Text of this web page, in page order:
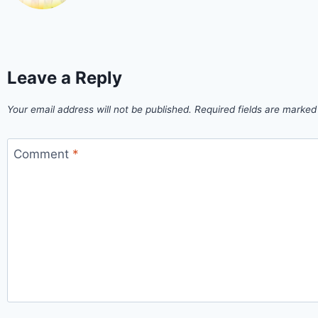
Leave a Reply
Your email address will not be published. Required fields are
Comment *